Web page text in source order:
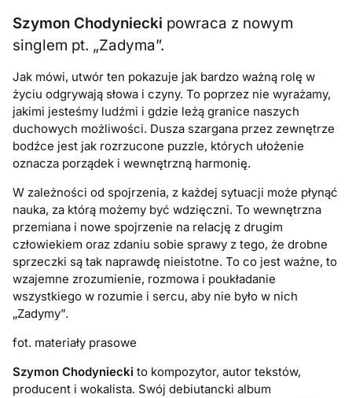
Szymon Chodyniecki powraca z nowym
singlem pt. „Zadyma”.
Jak mówi, utwór ten pokazuje jak bardzo ważną rolę w
życiu odgrywają słowa i czyny. To poprzez nie wyrażamy,
jakimi jesteśmy ludźmi i gdzie leżą granice naszych
duchowych możliwości. Dusza szargana przez zewnętrze
bodźce jest jak rozrzucone puzzle, których ułożenie
oznacza porządek i wewnętrzną harmonię.
W zależności od spojrzenia, z każdej sytuacji może płynąć
nauka, za którą możemy być wdzięczni. To wewnętrzna
przemiana i nowe spojrzenie na relację z drugim
człowiekiem oraz zdaniu sobie sprawy z tego, że drobne
sprzeczki są tak naprawdę nieistotne. To co jest ważne, to
wzajemne zrozumienie, rozmowa i poukładanie
wszystkiego w rozumie i sercu, aby nie było w nich
„Zadymy”.
fot. materiały prasowe
Szymon Chodyniecki to kompozytor, autor tekstów,
producent i wokalista. Swój debiutancki album